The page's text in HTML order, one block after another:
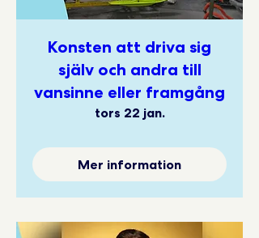
Konsten att driva sig
själv och andra till
vansinne eller framgång
tors 22 jan.
Mer information